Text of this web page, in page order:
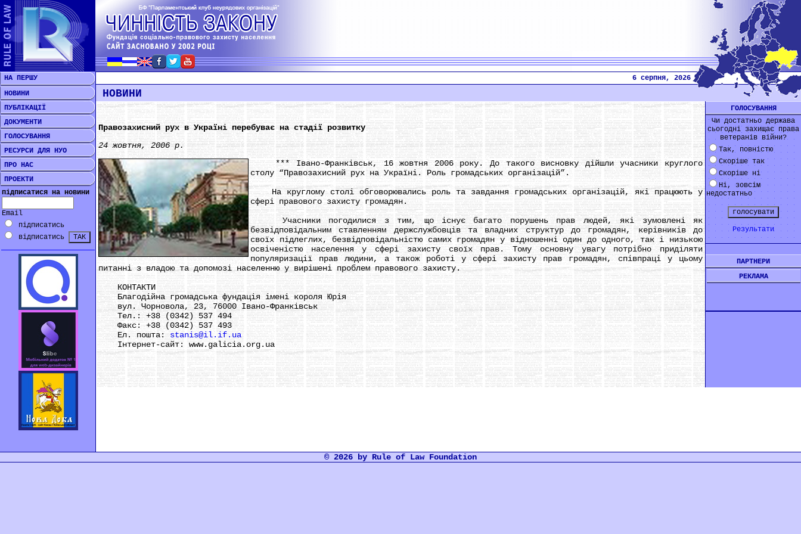
НА ПЕРШУ
6 серпня, 2026
НОВИНИ
ПУБЛІКАЦІЇ
ДОКУМЕНТИ
ГОЛОСУВАННЯ
РЕСУРСИ ДЛЯ НУО
ПРО НАС
ПРОЕКТИ
підписатися на новини
Email
підписатись
відписатись
НОВИНИ
Правозахисний рух в Україні перебуває на стадії розвитку
24 жовтня, 2006 р.
*** Івано-Франківськ, 16 жовтня 2006 року. До такого висновку дійшли учасники круглого
столу “Правозахисний рух на Україні. Роль громадських організацій”.
На круглому столі обговорювались роль та завдання громадських організацій, які працюють у
сфері правового захисту громадян.
Учасники погодилися з тим, що існує багато порушень прав людей, які зумовлені як
безвідповідальним ставленням держслужбовців та владних структур до громадян, керівників до
своїх підлеглих, безвідповідальністю самих громадян у відношенні один до одного, так і низькою
освіченістю населення у сфері захисту своїх прав. Тому основну увагу потрібно приділяти
популяризації прав людини, а також роботі у сфері захисту прав громадян, співпраці у цьому
питанні з владою та допомозі населенню у вирішені проблем правового захисту.
КОНТАКТИ
Благодійна громадська фундація імені короля Юрія
вул. Чорновола, 23, 76000 Івано-Франківськ
Тел.: +38 (0342) 537 494
Факс: +38 (0342) 537 493
Ел. пошта:stanis@il.if.ua
Інтернет-сайт: www.galicia.org.ua
ГОЛОСУВАННЯ
Чи достатньо держава
сьогодні захищає права
ветеранів війни?
Так, повністю
Скоріше так
Скоріше ні
Ні, зовсім
недостатньо
Результати
ПАРТНЕРИ
РЕКЛАМА
© 2026 by Rule of Law Foundation